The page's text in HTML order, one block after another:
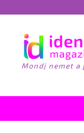
Mondj nemet